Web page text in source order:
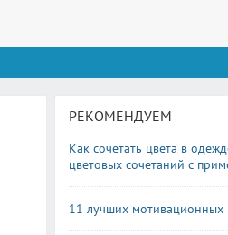
РЕКОМЕНДУЕМ
Как сочетать цвета в
цветовых сочетаний с
11 лучших мотивационных